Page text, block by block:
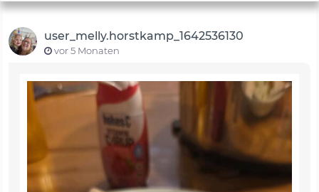
user_melly.horstkamp_1642536130
vor 5 Monaten